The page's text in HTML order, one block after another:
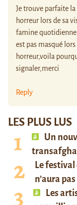
LES PLUS LUS
Un
Le
n’aura
Les
Je trouve parfaite
horreur lors de sa
famine quotidienne
est pas masqué lors
horreur,voila
signaler,merci
Reply